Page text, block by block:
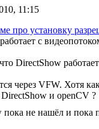
11:15
про установку
с
DirectShow
через VFW. Хотя
и openCV ?
пока не нашёл и пока